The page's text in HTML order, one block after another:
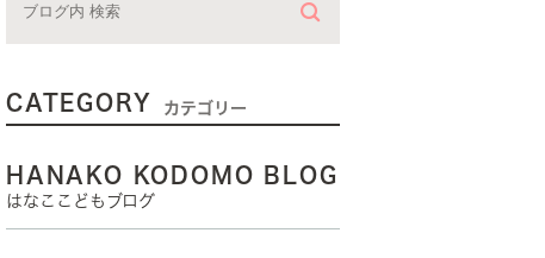
CATEGORY カテゴリー
HANAKO KODOMO BLOG
はなここどもブログ